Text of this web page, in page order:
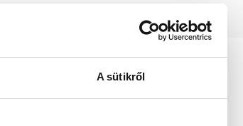
A sütikről